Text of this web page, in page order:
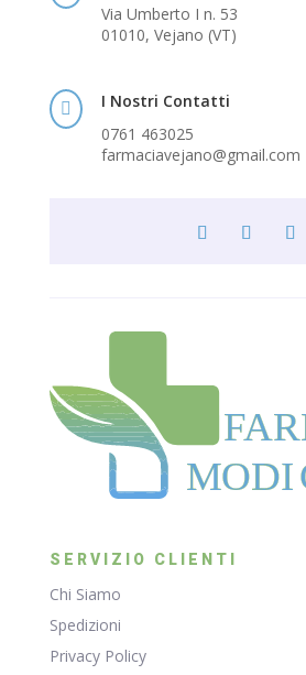
Via Umberto I n. 53
01010, Vejano (VT)

I Nostri Contatti
0761 463025
farmaciavejano@gmail.com
F
MODI
SERVIZIO CLIENTI
Chi Siamo
Spedizioni
Privacy Policy